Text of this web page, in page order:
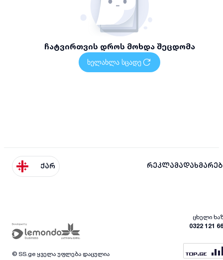
ჩატვირთვის დროს მოხდა შეცდომა
ხელახლა სცადე
ქარ რეკლამა
ცხელი
0322 121
© SS.ge ყველა უფლება დაცულია